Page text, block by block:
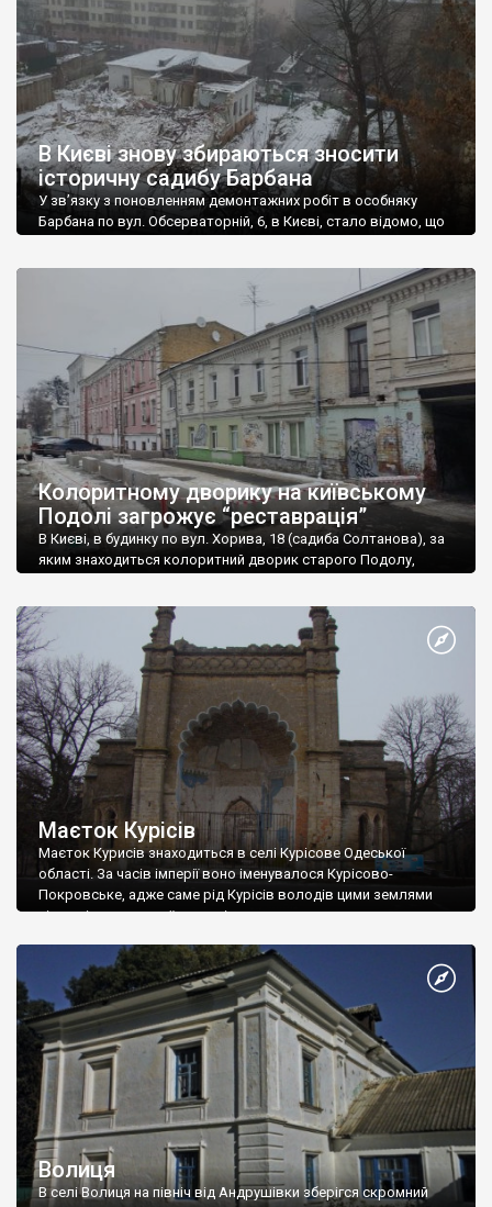
війни. Останній граф – Людовік – емігрував […]
В Києві знову збираються зносити
історичну садибу Барбана
У зв’язку з поновленням демонтажних робіт в особняку
Барбана по вул. Обсерваторній, 6, в Києві, стало відомо, що
повідомлень”, скасувавши арешт, накладений на цю ділянку
після розголосу попередньої спроби знесення. Про це
повідомляє “Хмарочос“. Будинок за цією адресою був
зведений 1891 р. […]
Колоритному дворику на київському
Подолі загрожує “реставрація”
В Києві, в будинку по вул. Хорива, 18 (садиба Солтанова), за
яким знаходиться колоритний дворик старого Подолу,
почнеться реставрація будинку. Однак проект, за яким все це
відбувається, викликає сумніви у захисників архітектурної
спадщини. Небайдужа громадськість висловила припущення,
що будинок можуть цілком знести. […]
Маєток Курісів
Маєток Курисів знаходиться в селі Курісове Одеської
області. За часів імперії воно іменувалося Курісово-
Покровське, адже саме рід Курісів володів цими землями
після відвоювання їх у турків.
Волиця
В селі Волиця на північ від Андрушівки зберігся скромний